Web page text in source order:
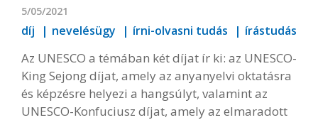
5/05/2021
díj nevelésügy írni-olvasni tudás írástudás
Az UNESCO a témában két díjat ír ki: az UNESCO-
King Sejong díjat, amely az anyanyelvi oktatásra
és képzésre helyezi a hangsúlyt, valamint az
UNESCO-Konfuciusz díjat, amely az elmaradott